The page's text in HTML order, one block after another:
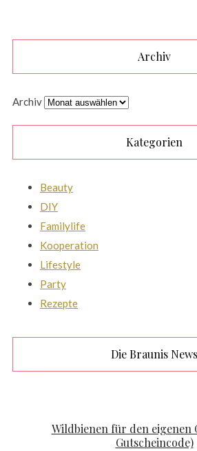
Archiv
Archiv
Kategorien
Beauty
DIY
Familylife
Kooperation
Lifestyle
Party
Rezepte
Die Braunis News
Wildbienen für den eigenen
Gutscheincode)